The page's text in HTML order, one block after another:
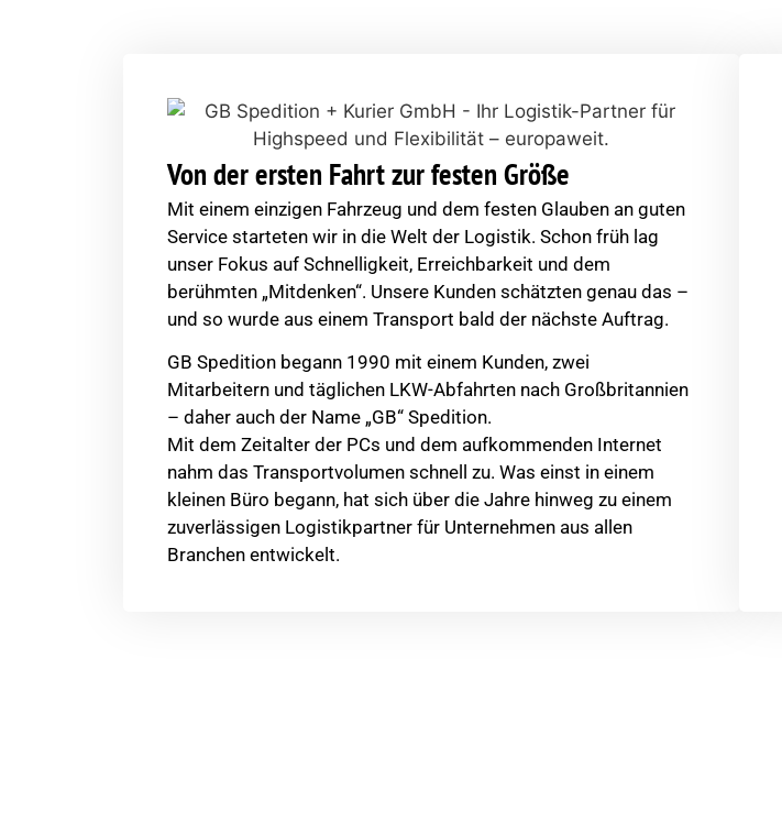
Von der ersten Fahrt zur festen Größe
Mit einem einzigen Fahrzeug und dem festen Glauben an guten
Service starteten wir in die Welt der Logistik. Schon früh lag
unser Fokus auf Schnelligkeit, Erreichbarkeit und dem
berühmten „Mitdenken“. Unsere Kunden schätzten genau das –
und so wurde aus einem Transport bald der nächste Auftrag.
GB Spedition begann 1990 mit einem Kunden, zwei
Mitarbeitern und täglichen LKW-Abfahrten nach Großbritannien
– daher auch der Name „GB“ Spedition.
Mit dem Zeitalter der PCs und dem aufkommenden Internet
nahm das Transportvolumen schnell zu. Was einst in einem
kleinen Büro begann, hat sich über die Jahre hinweg zu einem
zuverlässigen Logistikpartner für Unternehmen aus allen
Branchen entwickelt.